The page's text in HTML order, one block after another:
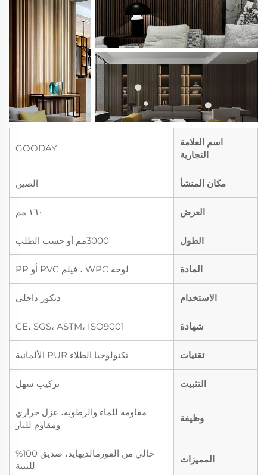
اسم العلامة
التجارية
GOODAY
مكان المنشأ الصين
العرض ١٦٠ مم
الطول 3000مم أو حسب الطلب
المادة لوحة WPC ، فيلم PVC أو PP
الاستخدام ديكور داخلي
شهادة CE، SGS، ASTM، ISO9001
تقنيات تكنولوجيا الطلاء PUR الألمانية
التثبيت تركيب سهل
وظيفة
مقاومة للماء والرطوبة، عزل حراري
ومقاوم للنار
المميزات
خالي من الفورمالديهايد، صديق 100%
للبيئة